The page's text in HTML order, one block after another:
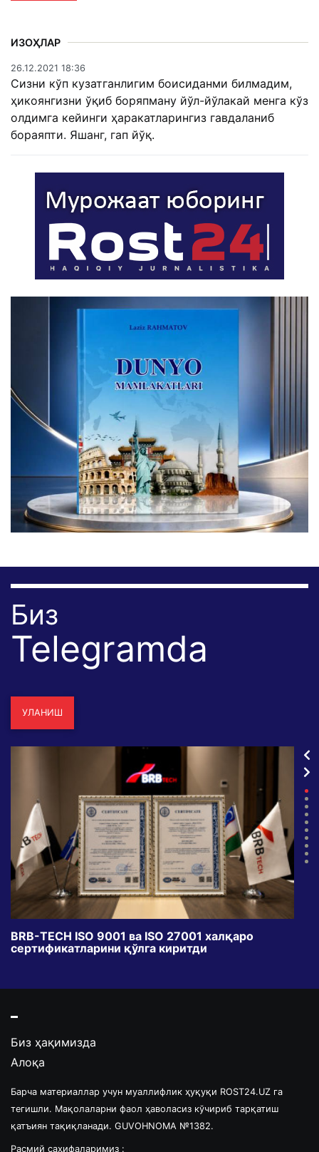
ИЗОҲЛАР
26.12.2021 18:36
Сизни кўп кузатганлигим боисиданми билмадим,
ҳикоянгизни ўқиб боряпману йўл-йўлакай менга кўз
олдимга кейинги ҳаракатларингиз гавдаланиб
бораяпти. Яшанг, гап йўқ.
Биз
Telegramda
УЛАНИШ
BRB-TECH ISO 9001 ва ISO 27001 халқаро
сертификатларини қўлга киритди
Биз ҳақимизда
Алоқа
Барча материаллар учун муаллифлик ҳуқуқи ROST24.UZ га
тегишли. Мақолаларни фаол ҳаволасиз кўчириб тарқатиш
қатъиян тақиқланади. GUVOHNOMA №1382.
Расмий саҳифаларимиз :